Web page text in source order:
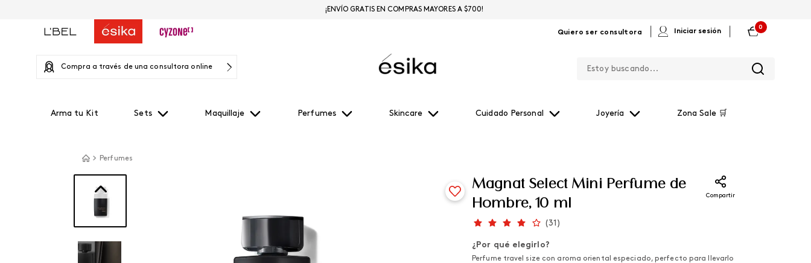
Quiero ser consultora Iniciar sesión
0
Compra a través de una consultora online
Arma tu Kit Sets Maquillaje Perfumes Skincare Cuidado Personal Joyería Zona Sale 🛒
¡ENVÍO GRATIS EN COMPRAS MAYORES A $700!
Perfumes
Magnat Select Mini Perfume de
Hombre, 10 ml
Compartir
(31 )
¿Por qué elegirlo?
Perfume travel size con aroma oriental especiado, perfecto para llevarlo